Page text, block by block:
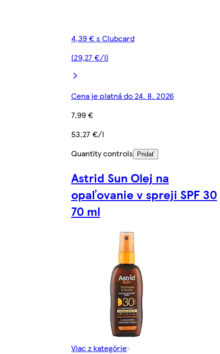
4,39 € s Clubcard
(29,27 €/l)
Cena je platná do 24. 8. 2026
7,99 €
53,27 €/l
Quantity controls
Pridať
Astrid Sun Olej na
opaľovanie v spreji SPF 30
70 ml
Viac z kategórie